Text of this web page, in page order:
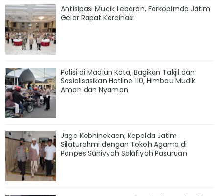
Antisipasi Mudik Lebaran, Forkopimda Jatim
Gelar Rapat Kordinasi
Polisi di Madiun Kota, Bagikan Takjil dan
Sosialisasikan Hotline 110, Himbau Mudik
Aman dan Nyaman
Jaga Kebhinekaan, Kapolda Jatim
Silaturahmi dengan Tokoh Agama di
Ponpes Suniyyah Salafiyah Pasuruan